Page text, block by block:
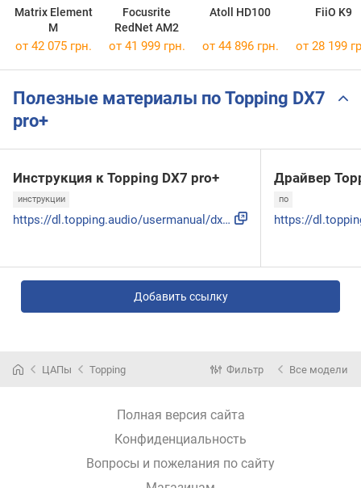
Matrix Element
M
Focusrite
RedNet AM2
Atoll HD100 FiiO K9
от 42 075 грн. от 41 999 грн. от 44 896 грн. от 28 199
Полезные материалы по Topping DX7
pro+
Инструкция к Topping DX7 pro+
инструкции
https://dl.topping.audio/usermanual/dx7pp.pdf
Драйвер
по
Добавить ссылку
ЦАПы Topping Фильтр Все модели
Полная версия сайта
Конфиденциальность
Вопросы и пожелания по сайту